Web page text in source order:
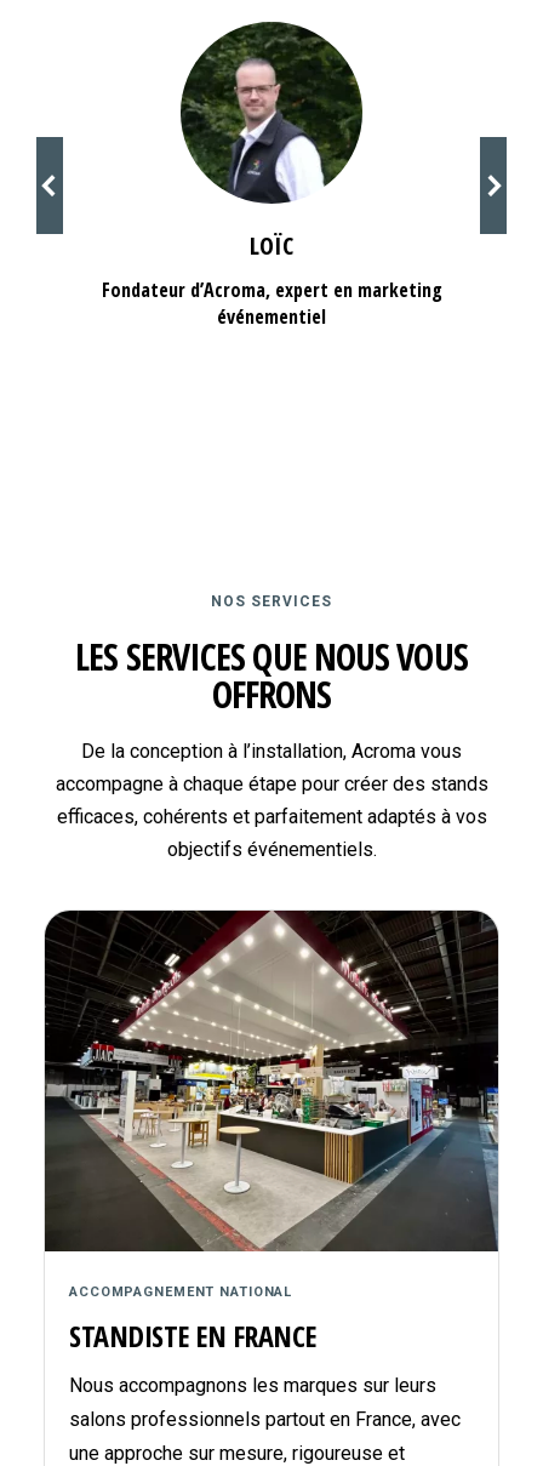
LOÏC
Fondateur d’Acroma, expert en marketing
événementiel
NOS SERVICES
LES SERVICES QUE NOUS VOUS
OFFRONS
De la conception à l’installation, Acroma vous
accompagne à chaque étape pour créer des stands
efficaces, cohérents et parfaitement adaptés à vos
objectifs événementiels.
ACCOMPAGNEMENT NATIONAL
STANDISTE EN FRANCE
Nous accompagnons les marques sur leurs
salons professionnels partout en France, avec
une approche sur mesure, rigoureuse et